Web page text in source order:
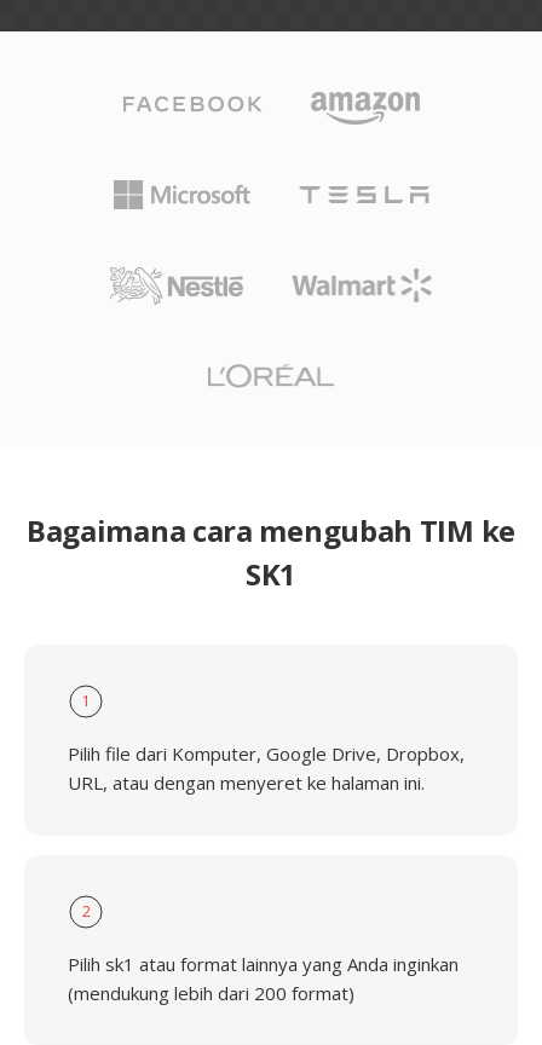
Bagaimana cara mengubah TIM ke
SK1
1
Pilih file dari Komputer, Google Drive, Dropbox,
URL, atau dengan menyeret ke halaman ini.
2
Pilih sk1 atau format lainnya yang Anda inginkan
(mendukung lebih dari 200 format)